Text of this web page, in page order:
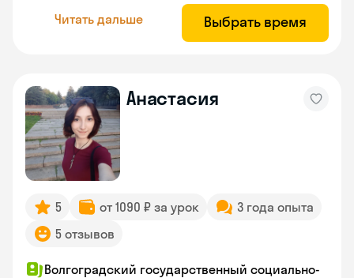
Читать дальше Выбрать время
Анастасия
5 от 1090 ₽ за урок
3 года опыта
5 отзывов
Волгоградский государственный социально-